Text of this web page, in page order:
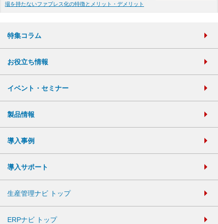
場を持たないファブレス化の特徴とメリット・デメリット
特集コラム
お役立ち情報
イベント・セミナー
製品情報
導入事例
導入サポート
生産管理ナビ トップ
ERPナビ トップ